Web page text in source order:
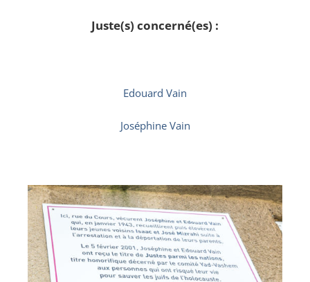
Juste(s) concerné(es) :
Edouard Vain
Joséphine Vain